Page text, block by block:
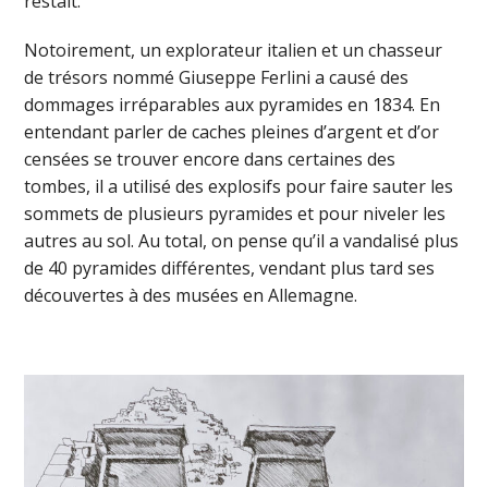
Notoirement, un explorateur italien et un chasseur
de trésors nommé Giuseppe Ferlini a causé des
dommages irréparables aux pyramides en 1834. En
entendant parler de caches pleines d’argent et d’or
censées se trouver encore dans certaines des
tombes, il a utilisé des explosifs pour faire sauter les
sommets de plusieurs pyramides et pour niveler les
autres au sol. Au total, on pense qu’il a vandalisé plus
de 40 pyramides différentes, vendant plus tard ses
découvertes à des musées en Allemagne.